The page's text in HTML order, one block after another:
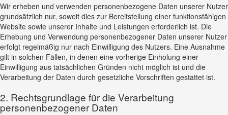
Wir erheben und verwenden personenbezogene Daten unserer Nutzer
grundsätzlich nur, soweit dies zur Bereitstellung einer funktionsfähigen
Website sowie unserer Inhalte und Leistungen erforderlich ist. Die
Erhebung und Verwendung personenbezogener Daten unserer Nutzer
erfolgt regelmäßig nur nach Einwilligung des Nutzers. Eine Ausnahme
gilt in solchen Fällen, in denen eine vorherige Einholung einer
Einwilligung aus tatsächlichen Gründen nicht möglich ist und die
Verarbeitung der Daten durch gesetzliche Vorschriften gestattet ist.
2. Rechtsgrundlage für die Verarbeitung
personenbezogener Daten